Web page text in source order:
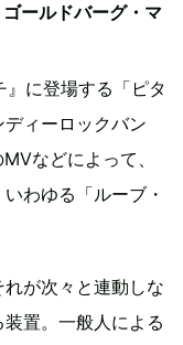
ールドバーグ・マ
に登場する「ピタ
ィーロックバン
などによって、
わゆる「ルーブ・
が次々と連動しな
置。一般人による